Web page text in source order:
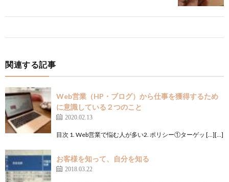
関連する記事
Web営業（HP・ブログ）から仕事を獲得するため
に意識している２つのこと
2020.02.13
目次 1. Web営業で悩む人が多い2. ポリシー①ターゲッ […][…]
お客様を知って、自分を知る
2018.03.22